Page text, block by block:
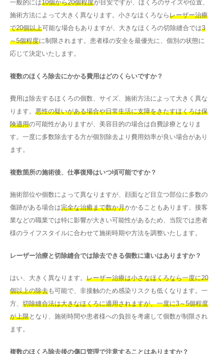
一般的には10個から20個程度が目安ですが、ほくろのサイズや位置、
施術方法によって大きく異なります。小さなほくろならレーザー治療
で20個以上可能な場合もありますが、大きなほくろの切除縫合では3
～5個程度に制限されます。患者様の安全を最優先に、個別の状態に
応じて決定いたします。
複数のほくろ除去にかかる費用はどのくらいですか？
費用は除去するほくろの個数、サイズ、施術方法によって大きく異な
ります。 悪性の疑いがある場合や日常生活に支障をきたすほくろは保
険適用の可能性がありますが、美容目的の場合は自費診療となりま
す。一度に多数除去する方が個別除去より費用効率が良い場合があり
ます。
複数箇所の施術後、仕事復帰はいつ頃可能ですか？
施術部位や個数によって異なりますが、顔面など目立つ部位に多数の
傷跡がある場合は完全な治癒まで数か月かかることもあります。接客
業などの職業では特に影響が大きい可能性があるため、当院では患者
様のライフスタイルに合わせて施術時期や方法を調整いたします。
レーザー治療と切除縫合では除去できる個数に違いはありますか？
はい、大きく異なります。 レーザー治療は小さなほくろなら一度に20
個以上の除去も可能で、非接触のため感染リスクも低くなります。一
方、 切除縫合法は大きなほくろに適用されますが、一度に3～5個程度
が上限となり、施術時間や患者様への負担を考慮して個数が制限され
ます。
複数のほくろ除去後の傷口管理で注意することはありますか？